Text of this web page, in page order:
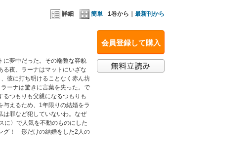
詳細 簡単 1巻から｜ 最新刊から
会員登録して購入
に夢中だった。その端整な容貌
る夜、ラーナはマットにいざな
彼に打ち明けることなく赤ん坊
ーナは驚きに言葉を失った。で
るつもりも父親になるつもりも
えるため、1年限りの結婚をラ
は罪など犯していないわ。なぜ
に〉で人気を不動のものにした
グ！ 形だけの結婚をした2人の